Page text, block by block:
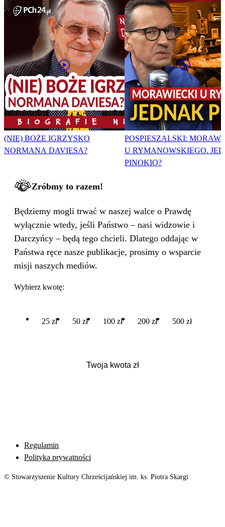
(NIE) BOŻE IGRZYSKO
NORMANA DAVIESA?
POSPIESZALSKI:
U RYMANOWSKIEGO.
PINOKIO?
Zróbmy to razem!
Będziemy mogli trwać w naszej walce o Prawdę
wyłącznie wtedy, jeśli Państwo – nasi widzowie i
Darczyńcy – będą tego chcieli. Dlatego oddając w
Państwa ręce nasze publikacje, prosimy o wsparcie
misji naszych mediów.
Wybierz kwotę:
25 zł 50 zł 100 zł 200 zł 500 zł
Regulamin
Polityka prywatności
© Stowarzyszenie Kultury Chrześcijańskiej im. ks. Piotra Skargi